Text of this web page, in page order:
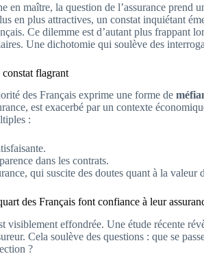
en maître, la question de l’assurance prend
en plus attractives, un constat inquiétant
Ce dilemme est d’autant plus frappant
Une dichotomie qui soulève des
constat flagrant
des Français exprime une forme de
est exacerbé par un contexte
:
dans les contrats.
qui suscite des doutes quant à la valeur
des Français font confiance à leur
visiblement effondrée. Une étude récente
Cela soulève des questions : que se
?